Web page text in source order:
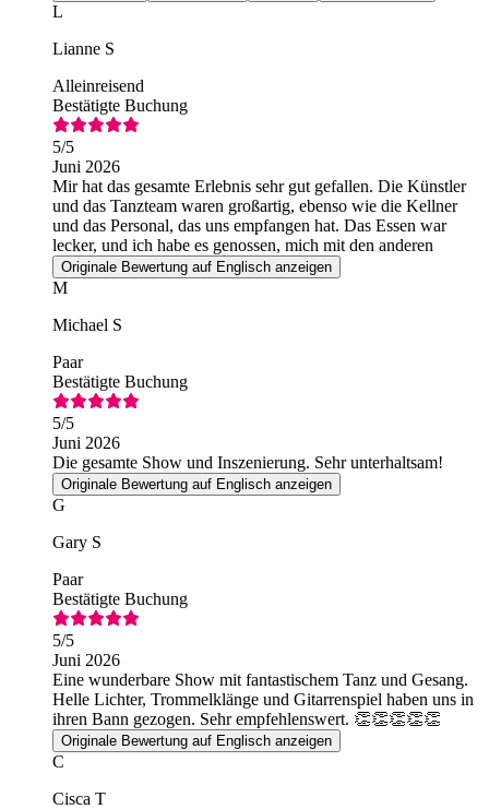
L
Lianne S
Alleinreisend
Bestätigte Buchung
5/5
Juni 2026
Mir hat das gesamte Erlebnis sehr gut gefallen. Die Künstler
und das Tanzteam waren großartig, ebenso wie die Kellner
und das Personal, das uns empfangen hat. Das Essen war
lecker, und ich habe es genossen, mich mit den anderen
Touristen zu unterhalten.
Originale Bewertung auf Englisch anzeigen
M
Michael S
Paar
Bestätigte Buchung
5/5
Juni 2026
Die gesamte Show und Inszenierung. Sehr unterhaltsam!
Originale Bewertung auf Englisch anzeigen
G
Gary S
Paar
Bestätigte Buchung
5/5
Juni 2026
Eine wunderbare Show mit fantastischem Tanz und Gesang.
Helle Lichter, Trommelklänge und Gitarrenspiel haben uns in
ihren Bann gezogen. Sehr empfehlenswert. 👏👏👏👏👏
Originale Bewertung auf Englisch anzeigen
C
Cisca T